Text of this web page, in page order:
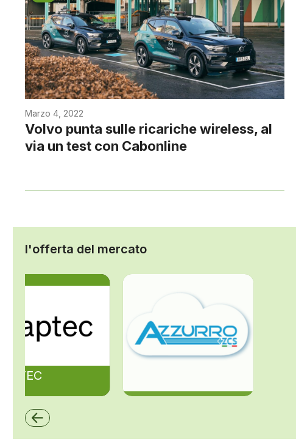
Marzo 4, 2022
Volvo punta sulle ricariche wireless, al
via un test con Cabonline
l'offerta del mercato
ZCS Azzurro